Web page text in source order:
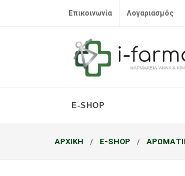
Επικοινωνία Λογαριασμός
E-SHOP
ΑΡΧΙΚΗ E-SHOP